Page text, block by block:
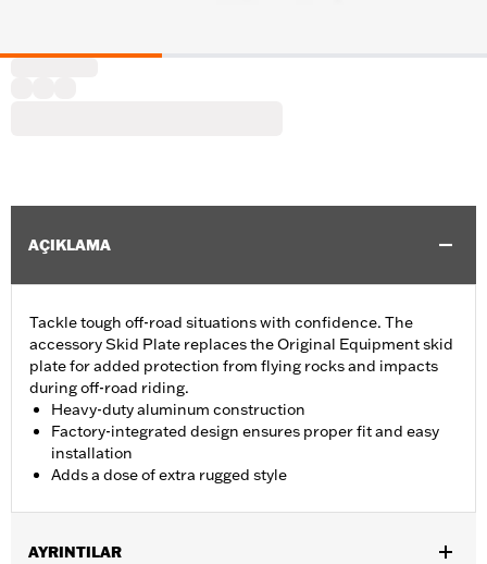
AÇIKLAMA
Tackle tough off-road situations with confidence. The
accessory Skid Plate replaces the Original Equipment skid
plate for added protection from flying rocks and impacts
during off-road riding.
Heavy-duty aluminum construction
Factory-integrated design ensures proper fit and easy
installation
Adds a dose of extra rugged style
AYRINTILAR